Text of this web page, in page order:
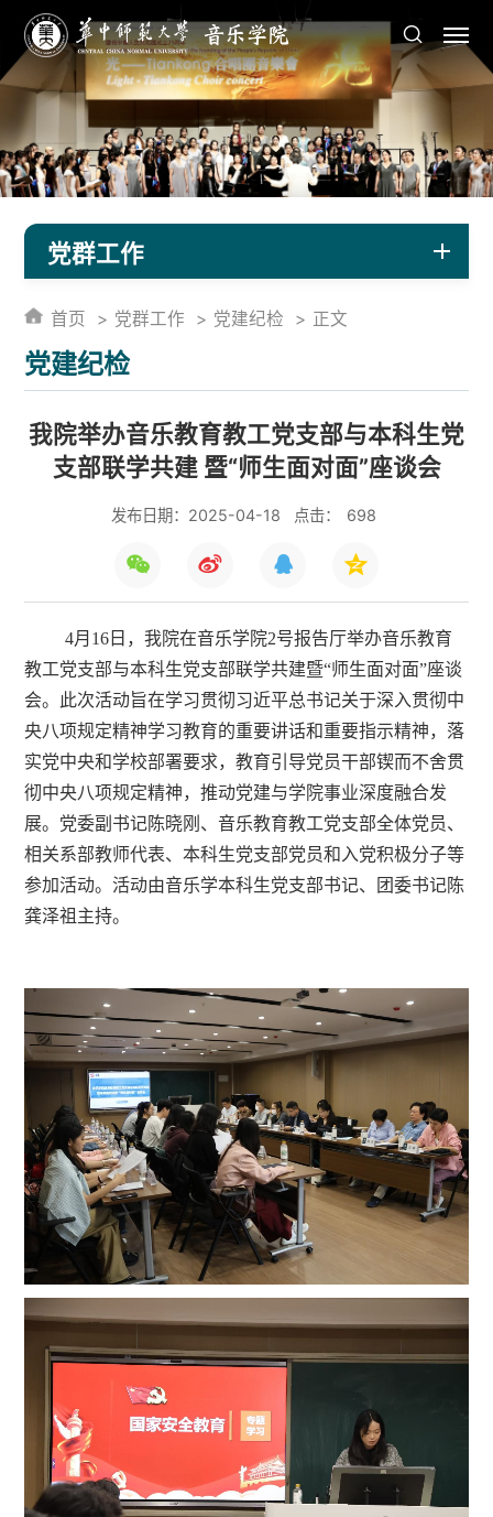
党群工作
党建纪检
首页 党群工作 党建纪检 正文
我院举办音乐教育教工党支部与本科生党
支部联学共建 暨“师生面对面”座谈会
发布日期：2025-04-18 点击： 698
4月16日，我院在音乐学院2号报告厅举办音乐教育
教工党支部与本科生党支部联学共建暨“师生面对面”座谈
会。此次活动旨在学习贯彻习近平总书记关于深入贯彻中
央八项规定精神学习教育的重要讲话和重要指示精神，落
实党中央和学校部署要求，教育引导党员干部锲而不舍贯
彻中央八项规定精神，推动党建与学院事业深度融合发
展。党委副书记陈晓刚、音乐教育教工党支部全体党员、
相关系部教师代表、本科生党支部党员和入党积极分子等
参加活动。活动由音乐学本科生党支部书记、团委书记陈
龚泽祖主持。